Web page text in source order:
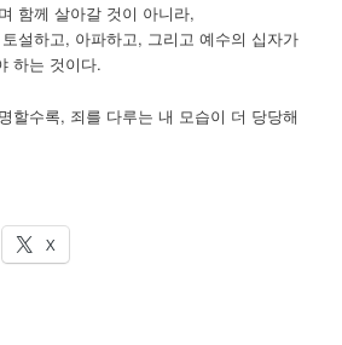
함께 살아갈 것이 아니라,
설하고, 아파하고, 그리고 예수의 십자가
하는 것이다.
할수록, 죄를 다루는 내 모습이 더 당당해
X